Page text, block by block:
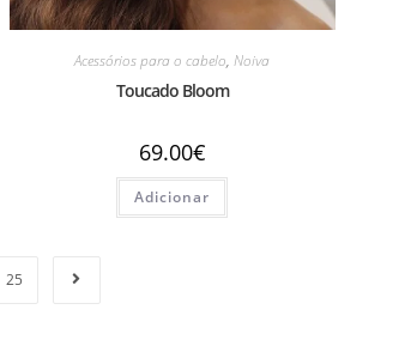
Acessórios para o cabelo,Noiva
Toucado Bloom
69.00€
Adicionar
25